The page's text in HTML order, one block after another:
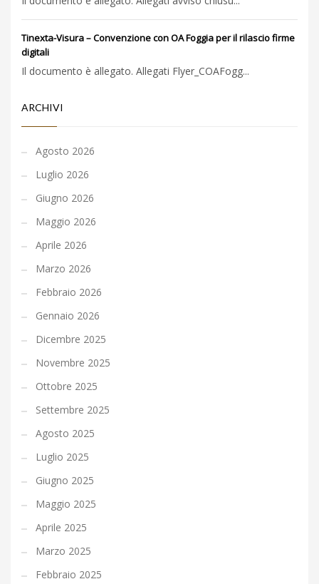
Tinexta-Visura – Convenzione con OA Foggia per il rilascio firme
digitali
Il documento è allegato. Allegati Flyer_COAFogg...
ARCHIVI
Agosto 2026
Luglio 2026
Giugno 2026
Maggio 2026
Aprile 2026
Marzo 2026
Febbraio 2026
Gennaio 2026
Dicembre 2025
Novembre 2025
Ottobre 2025
Settembre 2025
Agosto 2025
Luglio 2025
Giugno 2025
Maggio 2025
Aprile 2025
Marzo 2025
Febbraio 2025